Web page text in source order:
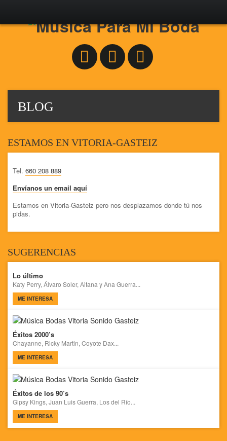
BLOG
ESTAMOS EN VITORIA-GASTEIZ
Tel. 660 208 889
Envíanos un email aquí
Estamos en Vitoria-Gasteiz pero nos desplazamos donde tú nos
pidas.
SUGERENCIAS
Lo último
Katy Perry, Álvaro Soler, Aitana y Ana Guerra...
ME INTERESA
Éxitos 2000’s
Chayanne, Ricky Martin, Coyote Dax...
ME INTERESA
Éxitos de los 90’s
Gipsy Kings, Juan Luis Guerra, Los del Río...
ME INTERESA